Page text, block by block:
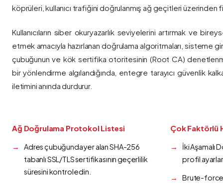
köprüleri, kullanıcı trafiğini doğrulanmış ağ geçitleri üzerinden
Kullanıcıların siber okuryazarlık seviyelerini artırmak ve
etmek amacıyla hazırlanan doğrulama algoritmaları, sisteme
çubuğunun ve kök sertifika otoritesinin (Root CA)
bir yönlendirme algılandığında, entegre tarayıcı güvenlik
iletimini anında durdurur.
Ağ Doğrulama Protokol Listesi
Adres çubuğunda yer alan SHA-256
tabanlı SSL/TLS sertifikasının geçerlilik
süresini kontrol edin.
Çok Faktörlü
İki Aşamalı
profil
Brute-force